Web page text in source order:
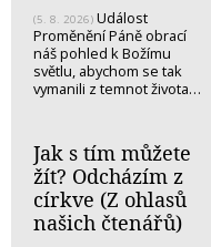
(5. 8. 2026) Událost
Proměnění Páně obrací
náš pohled k Božímu
světlu, abychom se tak
vymanili z temnot života…
Jak s tím můžete
žít? Odcházím z
církve (Z ohlasů
našich čtenářů)